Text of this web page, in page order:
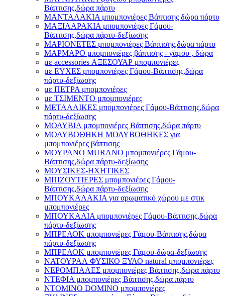
Βάπτισης,δώρα πάρτυ
ΜΑΝΤΑΛΑΚΙΑ μπομπονιέρες Βάπτισης δώρα πάρτυ
ΜΑΞΙΛΑΡΑΚΙΑ μπομπονιέρες Γάμου-
Βάπτισης,δώρα πάρτυ-δεξίωσης
ΜΑΡΙΟΝΕΤΕΣ μπομπονιέρες Βάπτισης,δώρα πάρτυ
ΜΑΡΜΑΡΟ μπομπονιέρες βάπτισης - γάμου , δώρα
με accessories ΑΞΕΣΟΥΑΡ μπομπονιέρες
με ΕΥΧΕΣ μπομπονιέρες Γάμου-Βάπτισης,δώρα
πάρτυ-δεξίωσης
με ΠΕΤΡΑ μπομπονιέρες
με ΤΣΙΜΕΝΤΟ μπομπονιέρες
ΜΕΤΑΛΛΙΚΕΣ μπομπονιέρες Γάμου-Βάπτισης,δώρα
πάρτυ-δεξίωσης
ΜΟΛΥΒΙΑ μπομπονιέρες Βάπτισης,δώρα πάρτυ
ΜΟΛΥΒΟΘΗΚΗ ΜΟΛΥΒΟΘΗΚΕΣ για
μπομπονιέρες βάπτισης
ΜΟΥΡΑΝΟ MURANO μπομπονιέρες Γάμου-
Βάπτισης,δώρα πάρτυ-δεξίωσης
ΜΟΥΣΙΚΕΣ-ΗΧΗΤΙΚΕΣ
ΜΠΙΖΟΥΤΙΕΡΕΣ μπομπονιέρες Γάμου-
Βάπτισης,δώρα πάρτυ-δεξίωσης
ΜΠΟΥΚΑΛΑΚΙΑ για αρωματικό χώρου με στικ
μπομπονιέρες
ΜΠΟΥΚΑΛΙΑ μπομπονιέρες Γάμου-Βάπτισης,δώρα
πάρτυ-δεξίωσης
ΜΠΡΕΛΟΚ μπομπονιέρες Γάμου-Βάπτισης,δώρα
πάρτυ-δεξίωσης
ΜΠΡΕΛΟΚ μπομπονιέρες Γάμου-δώρα-δεξίωσης
ΝΑΤΟΥΡΑΛ ΦΥΣΙΚΟ ΞΥΛΟ natural μπομπονιέρες
ΝΕΡΟΜΠΑΛΕΣ μπομπονιέρες Βάπτισης,δώρα πάρτυ
ΝΤΕΦΙΑ μπομπονιέρες Βάπτισης,δώρα πάρτυ
ΝΤΟΜΙΝΟ DOMINO μπομπονιέρες